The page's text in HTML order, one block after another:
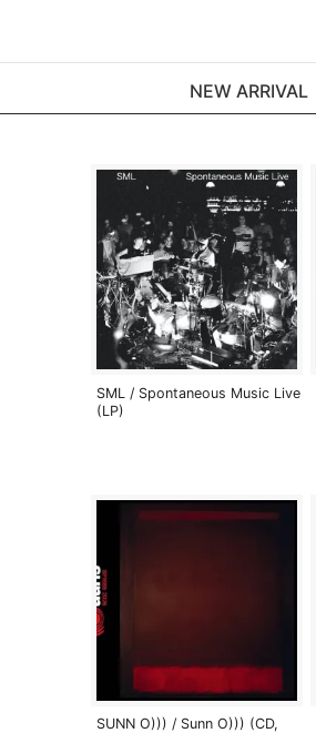
NEW ARRIVAL
SML / Spontaneous Music Live
(LP)
SUNN O))) / Sunn O))) (CD,